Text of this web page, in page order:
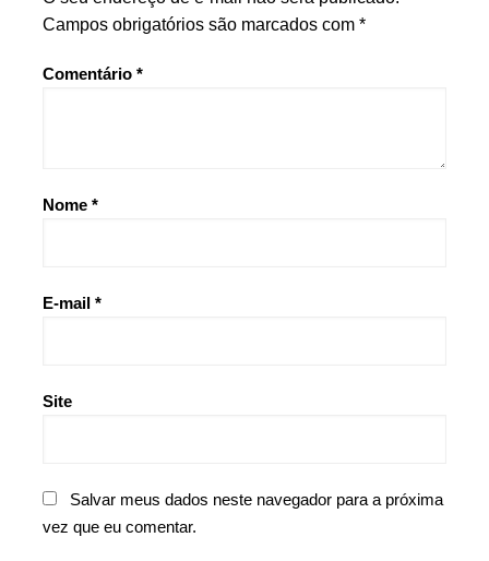
Campos obrigatórios são marcados com *
Comentário *
Nome *
E-mail *
Site
Salvar meus dados neste navegador para a próxima
vez que eu comentar.